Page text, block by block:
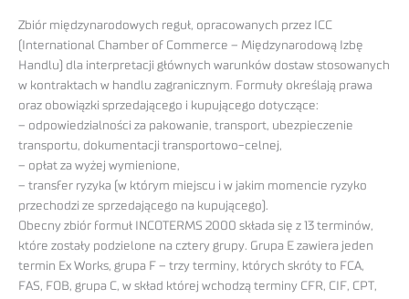
Zbiór międzynarodowych reguł, opracowanych przez ICC
(International Chamber of Commerce – Międzynarodową Izbę
Handlu) dla interpretacji głównych warunków dostaw stosowanych
w kontraktach w handlu zagranicznym. Formuły określają prawa
oraz obowiązki sprzedającego i kupującego dotyczące:
– odpowiedzialności za pakowanie, transport, ubezpieczenie
transportu, dokumentacji transportowo-celnej,
– opłat za wyżej wymienione,
– transfer ryzyka (w którym miejscu i w jakim momencie ryzyko
przechodzi ze sprzedającego na kupującego).
Obecny zbiór formuł INCOTERMS 2000 składa się z 13 terminów,
które zostały podzielone na cztery grupy. Grupa E zawiera jeden
termin Ex Works, grupa F – trzy terminy, których skróty to FCA,
FAS, FOB, grupa C, w skład której wchodzą terminy CFR, CIF, CPT,